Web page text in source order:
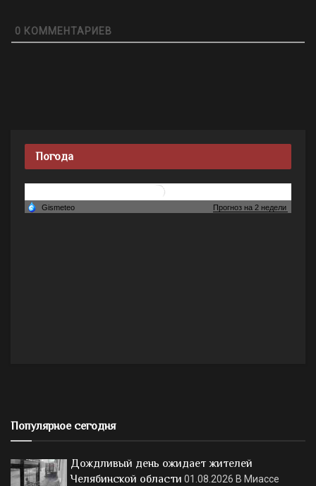
0 КОММЕНТАРИЕВ
Погода
Популярное сегодня
Дождливый день ожидает жителей
Челябинской области 01.08.2026 В Миассе